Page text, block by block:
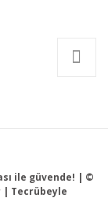
ile güvende! | ©
| Tecrübeyle